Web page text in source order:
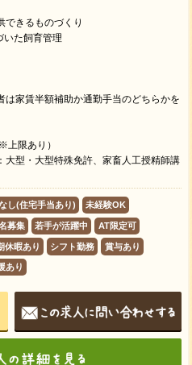
きるものづくり
た飼育管理
家賃半額補助か通勤手当のどちらかを
限あり）
型・大型特殊免許、家畜人工授精師講
し(住宅手当あり) 未経験OK
募集 若手が活躍中 AT限定可
休暇あり シフト勤務 賞与あり
あり